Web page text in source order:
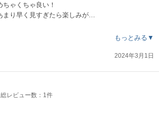
ゃくちゃ良い！
まり早く見すぎたら楽しみが…
もっとみる▼
2024年3月1日
総レビュー数：1件